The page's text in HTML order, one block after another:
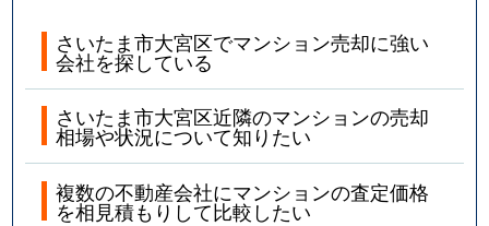
さいたま市大宮区でマンション売却に強い
会社を探している
さいたま市大宮区近隣のマンションの売却
相場や状況について知りたい
複数の不動産会社にマンションの査定価格
を相見積もりして比較したい